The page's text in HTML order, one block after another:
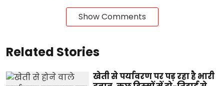
Show Comments
Related Stories
खेती से पर्यावरण पर पड़ रहा है भारी